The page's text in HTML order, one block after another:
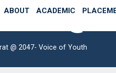
ABOUT ACADEMIC@
@ 2047- Voice of Youth